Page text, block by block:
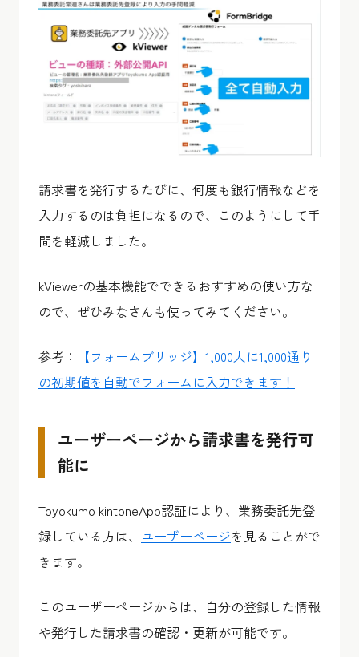
請求書を発行するたびに、何度も銀行情報などを
入力するのは負担になるので、このようにして手
間を軽減しました。
kViewerの基本機能でできるおすすめの使い方な
ので、ぜひみなさんも使ってみてください。
参考：
【フォームブリッジ】1,000人に1,000通り
の初期値を自動でフォームに入力できます！
ユーザーページから請求書を発行可
能に
Toyokumo kintoneApp認証により、業務委託先登
録している方は、 ユーザーページを見ることがで
きます。
このユーザーページからは、自分の登録した情報
や発行した請求書の確認・更新が可能です。